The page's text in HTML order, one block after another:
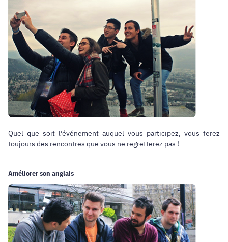
Quel que soit l’événement auquel vous participez, vous ferez
toujours des rencontres que vous ne regretterez pas !
Améliorer son anglais